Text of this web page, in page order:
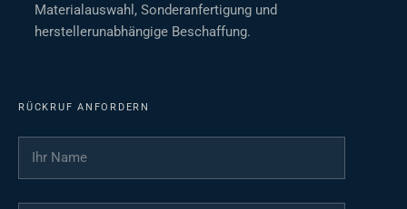
Materialauswahl, Sonderanfertigung und
herstellerunabhängige Beschaffung.
RÜCKRUF ANFORDERN
Ihr Name